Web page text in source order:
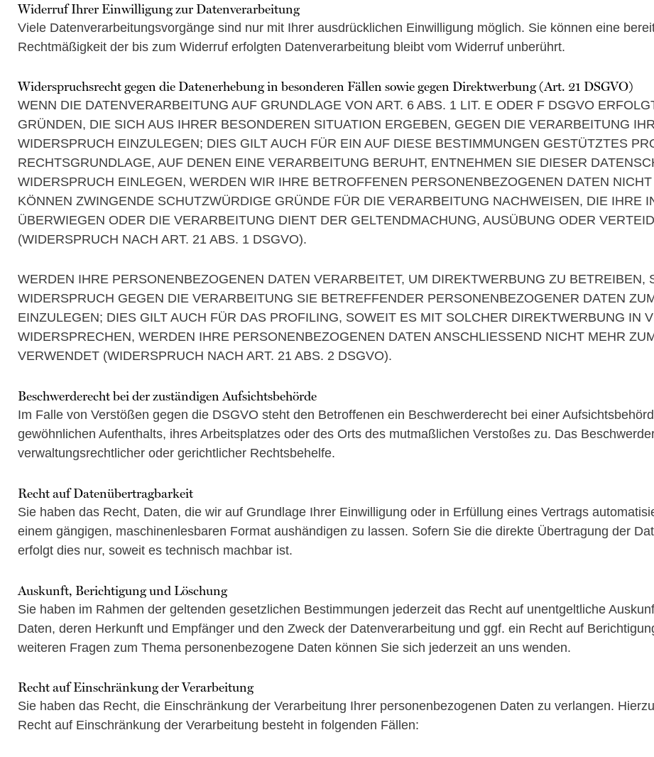
Widerruf Ihrer Einwilligung zur Datenverarbeitung
Viele Datenverarbeitungsvorgänge sind nur mit Ihrer ausdrücklichen Einwilligung möglich. Sie können eine
Rechtmäßigkeit der bis zum Widerruf erfolgten Datenverarbeitung bleibt vom Widerruf unberührt.
Widerspruchsrecht gegen die Datenerhebung in besonderen Fällen sowie gegen Direktwerbung (Art. 21 DSGVO)
WENN DIE DATENVERARBEITUNG AUF GRUNDLAGE VON ART. 6 ABS. 1 LIT. E ODER F DSGVO
GRÜNDEN, DIE SICH AUS IHRER BESONDEREN SITUATION ERGEBEN, GEGEN DIE VERARBEITUNG
WIDERSPRUCH EINZULEGEN; DIES GILT AUCH FÜR EIN AUF DIESE BESTIMMUNGEN GESTÜTZTES
RECHTSGRUNDLAGE, AUF DENEN EINE VERARBEITUNG BERUHT, ENTNEHMEN SIE DIESER
WIDERSPRUCH EINLEGEN, WERDEN WIR IHRE BETROFFENEN PERSONENBEZOGENEN DATEN
KÖNNEN ZWINGENDE SCHUTZWÜRDIGE GRÜNDE FÜR DIE VERARBEITUNG NACHWEISEN, DIE IHRE
ÜBERWIEGEN ODER DIE VERARBEITUNG DIENT DER GELTENDMACHUNG, AUSÜBUNG ODER
(WIDERSPRUCH NACH ART. 21 ABS. 1 DSGVO).
WERDEN IHRE PERSONENBEZOGENEN DATEN VERARBEITET, UM DIREKTWERBUNG ZU BETREIBEN,
WIDERSPRUCH GEGEN DIE VERARBEITUNG SIE BETREFFENDER PERSONENBEZOGENER DATEN
EINZULEGEN; DIES GILT AUCH FÜR DAS PROFILING, SOWEIT ES MIT SOLCHER DIREKTWERBUNG IN
WIDERSPRECHEN, WERDEN IHRE PERSONENBEZOGENEN DATEN ANSCHLIESSEND NICHT MEHR
VERWENDET (WIDERSPRUCH NACH ART. 21 ABS. 2 DSGVO).
Beschwerde­recht bei der zuständigen Aufsichts­behörde
Im Falle von Verstößen gegen die DSGVO steht den Betroffenen ein Beschwerderecht bei einer
gewöhnlichen Aufenthalts, ihres Arbeitsplatzes oder des Orts des mutmaßlichen Verstoßes zu. Das
verwaltungsrechtlicher oder gerichtlicher Rechtsbehelfe.
Recht auf Daten­übertrag­barkeit
Sie haben das Recht, Daten, die wir auf Grundlage Ihrer Einwilligung oder in Erfüllung eines Vertrags
einem gängigen, maschinenlesbaren Format aushändigen zu lassen. Sofern Sie die direkte Übertragung der
erfolgt dies nur, soweit es technisch machbar ist.
Auskunft, Berichtigung und Löschung
Sie haben im Rahmen der geltenden gesetzlichen Bestimmungen jederzeit das Recht auf unentgeltliche
Daten, deren Herkunft und Empfänger und den Zweck der Datenverarbeitung und ggf. ein Recht auf
weiteren Fragen zum Thema personenbezogene Daten können Sie sich jederzeit an uns wenden.
Recht auf Einschränkung der Verarbeitung
Sie haben das Recht, die Einschränkung der Verarbeitung Ihrer personenbezogenen Daten zu verlangen.
Recht auf Einschränkung der Verarbeitung besteht in folgenden Fällen: